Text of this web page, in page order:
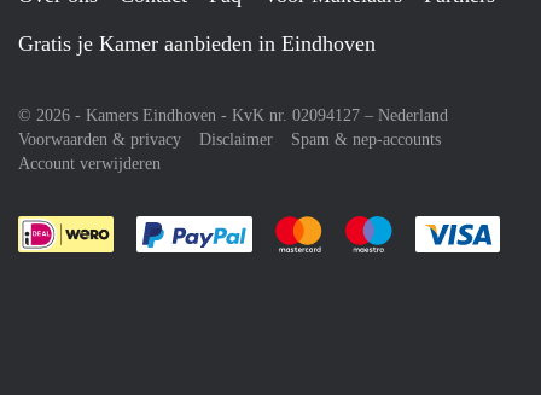
Gratis je Kamer aanbieden in Eindhoven
© 2026 - Kamers Eindhoven - KvK nr. 02094127 – Nederland
Voorwaarden & privacy
Disclaimer
Spam & nep-accounts
Account verwijderen
Je rekent gemakkelijk af met Paypal
Je rekent gemakkelijk af met
Je rekent